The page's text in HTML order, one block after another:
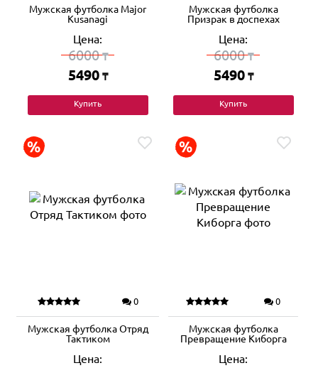
Мужская футболка Major
Kusanagi
Цена:
6000₸
5490 ₸
Купить
Мужская футболка
Призрак в доспехах
Цена:
6000₸
5490 ₸
Купить
0
Мужская футболка Отряд
Тактиком
Цена:
0
Мужская футболка
Превращение Киборга
Цена: